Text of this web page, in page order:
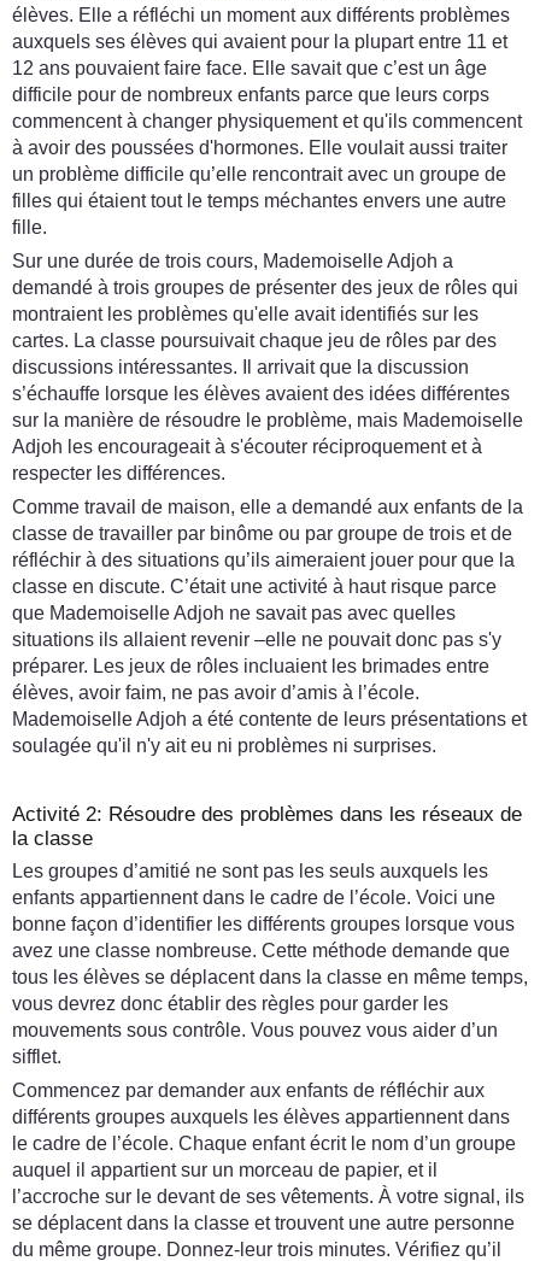
élèves. Elle a réfléchi un moment aux différents problèmes
auxquels ses élèves qui avaient pour la plupart entre 11 et
12 ans pouvaient faire face. Elle savait que c’est un âge
difficile pour de nombreux enfants parce que leurs corps
commencent à changer physiquement et qu'ils commencent
à avoir des poussées d'hormones. Elle voulait aussi traiter
un problème difficile qu’elle rencontrait avec un groupe de
filles qui étaient tout le temps méchantes envers une autre
fille.
Sur une durée de trois cours, Mademoiselle Adjoh a
demandé à trois groupes de présenter des jeux de rôles qui
montraient les problèmes qu'elle avait identifiés sur les
cartes. La classe poursuivait chaque jeu de rôles par des
discussions intéressantes. Il arrivait que la discussion
s’échauffe lorsque les élèves avaient des idées différentes
sur la manière de résoudre le problème, mais Mademoiselle
Adjoh les encourageait à s'écouter réciproquement et à
respecter les différences.
Comme travail de maison, elle a demandé aux enfants de la
classe de travailler par binôme ou par groupe de trois et de
réfléchir à des situations qu’ils aimeraient jouer pour que la
classe en discute. C’était une activité à haut risque parce
que Mademoiselle Adjoh ne savait pas avec quelles
situations ils allaient revenir –elle ne pouvait donc pas s'y
préparer. Les jeux de rôles incluaient les brimades entre
élèves, avoir faim, ne pas avoir d’amis à l’école.
Mademoiselle Adjoh a été contente de leurs présentations et
soulagée qu'il n'y ait eu ni problèmes ni surprises.
Activité 2: Résoudre des problèmes dans les réseaux de
la classe
Les groupes d’amitié ne sont pas les seuls auxquels les
enfants appartiennent dans le cadre de l’école. Voici une
bonne façon d’identifier les différents groupes lorsque vous
avez une classe nombreuse. Cette méthode demande que
tous les élèves se déplacent dans la classe en même temps,
vous devrez donc établir des règles pour garder les
mouvements sous contrôle. Vous pouvez vous aider d’un
sifflet.
Commencez par demander aux enfants de réfléchir aux
différents groupes auxquels les élèves appartiennent dans
le cadre de l’école. Chaque enfant écrit le nom d’un groupe
auquel il appartient sur un morceau de papier, et il
l’accroche sur le devant de ses vêtements. À votre signal, ils
se déplacent dans la classe et trouvent une autre personne
du même groupe. Donnez-leur trois minutes. Vérifiez qu’il